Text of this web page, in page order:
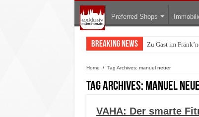
Preferred Shops
Breaking News Zu Gast im
Warum München
Home / Tag Archives: manuel neuer
Tag Archives: manuel
VAHA: Der smarte